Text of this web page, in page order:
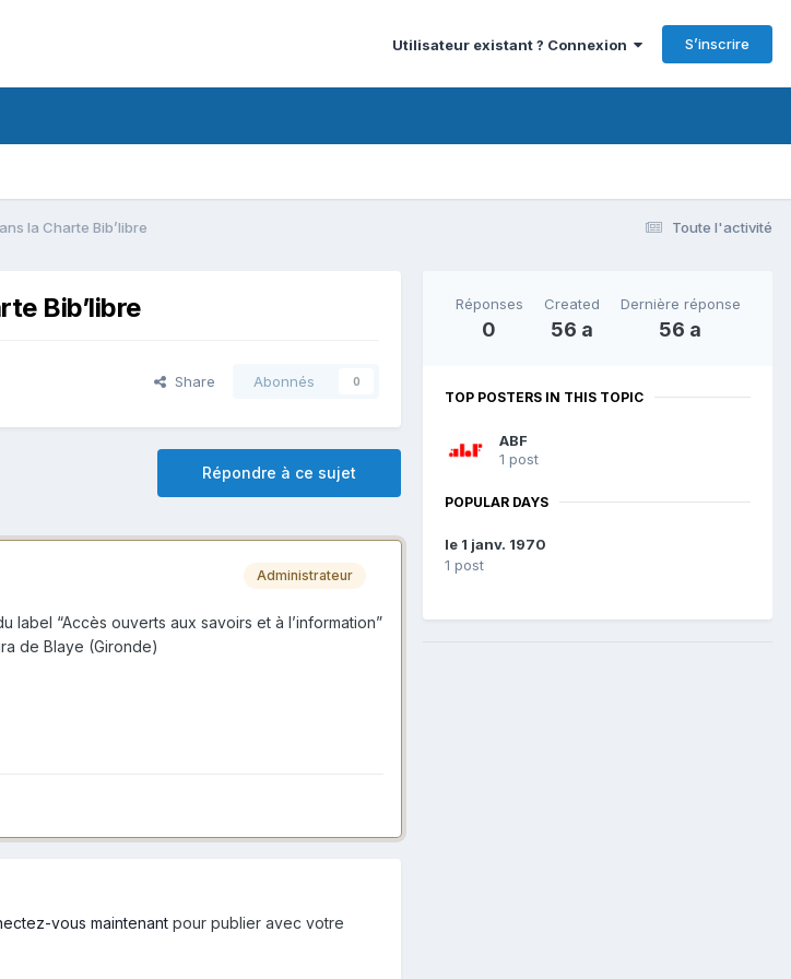
Utilisateur existant ? Connexion S’inscrire
Toute l'activité
la Charte Bib’libre
Bib’libre
Share Abonnés 0
Répondre à ce sujet
Administrateur
label “Accès ouverts aux savoirs et à l’information”
de Blaye (Gironde)
vous maintenant pour publier avec votre
Réponses
0
Created
56 a
Dernière réponse
56 a
TOP POSTERS IN THIS TOPIC
ABF
1 post
POPULAR DAYS
le 1 janv. 1970
1 post